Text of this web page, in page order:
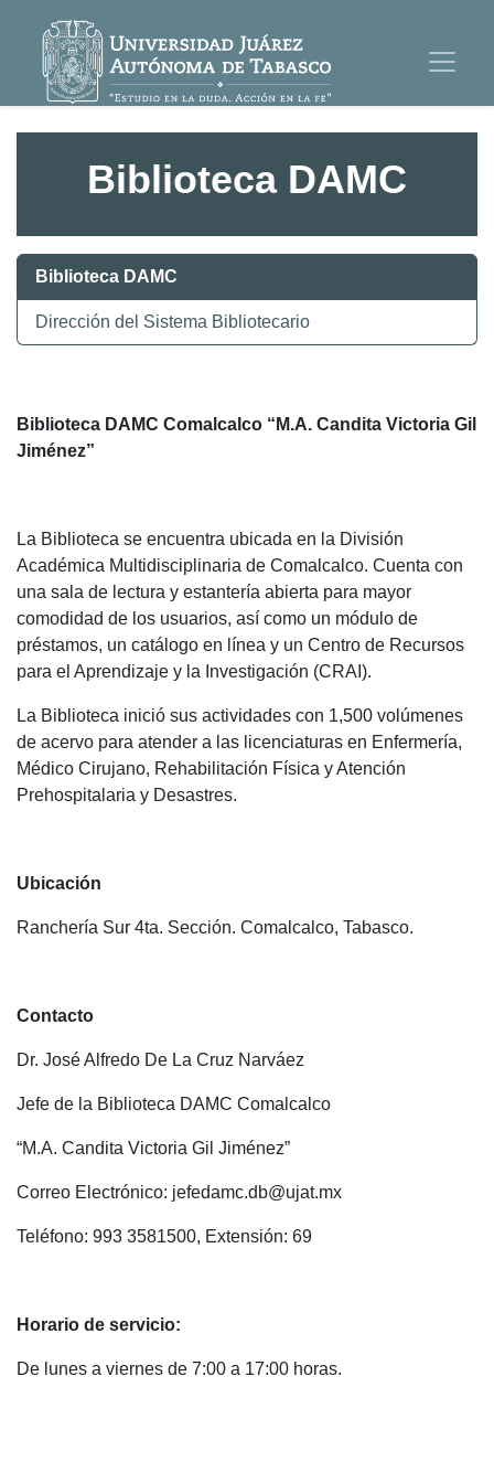
Biblioteca DAMC
Biblioteca DAMC
Dirección del Sistema Bibliotecario
Biblioteca DAMC Comalcalco “M.A. Candita Victoria Gil
Jiménez”
La Biblioteca se encuentra ubicada en la División
Académica Multidisciplinaria de Comalcalco. Cuenta con
una sala de lectura y estantería abierta para mayor
comodidad de los usuarios, así como un módulo de
préstamos, un catálogo en línea y un Centro de Recursos
para el Aprendizaje y la Investigación (CRAI).
La Biblioteca inició sus actividades con 1,500 volúmenes
de acervo para atender a las licenciaturas en Enfermería,
Médico Cirujano, Rehabilitación Física y Atención
Prehospitalaria y Desastres.
Ubicación
Ranchería Sur 4ta. Sección. Comalcalco, Tabasco.
Contacto
Dr. José Alfredo De La Cruz Narváez
Jefe de la Biblioteca DAMC Comalcalco
“M.A. Candita Victoria Gil Jiménez”
Correo Electrónico: jefedamc.db@ujat.mx
Teléfono: 993 3581500, Extensión: 69
Horario de servicio:
De lunes a viernes de 7:00 a 17:00 horas.